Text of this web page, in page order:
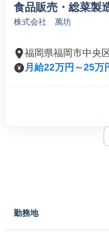
食品販売・総菜製
株式会社 萬坊
福岡県福岡市中央
月給22万円～25万
勤務地